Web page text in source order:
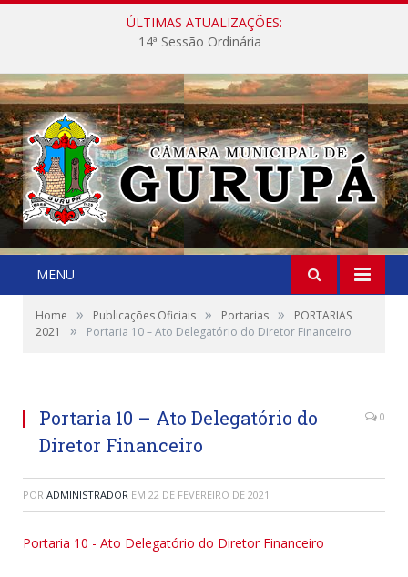
ÚLTIMAS ATUALIZAÇÕES:
14ª Sessão Ordinária
MENU
Home » Publicações Oficiais » Portarias »
PORTARIAS
2021
» Portaria 10 – Ato Delegatório do Diretor Financeiro
Portaria 10 – Ato Delegatório do
Diretor Financeiro
0
POR ADMINISTRADOR EM 22 DE FEVEREIRO DE 2021
Portaria 10 - Ato Delegatório do Diretor Financeiro